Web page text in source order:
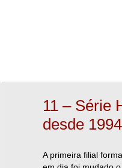
11 – Série
desde
A primeira filial